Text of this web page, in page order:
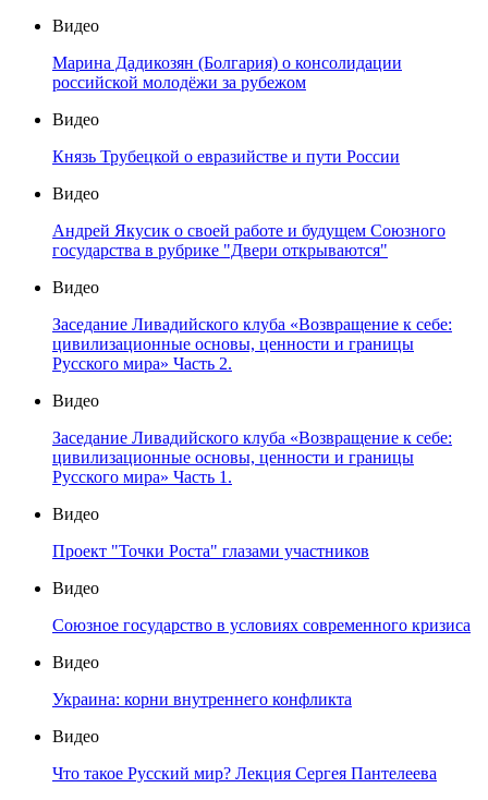
Видео
Марина Дадикозян (Болгария) о консолидации
российской молодёжи за рубежом
Видео
Князь Трубецкой о евразийстве и пути России
Видео
Андрей Якусик о своей работе и будущем Союзного
государства в рубрике "Двери открываются"
Видео
Заседание Ливадийского клуба «Возвращение к себе:
цивилизационные основы, ценности и границы
Русского мира» Часть 2.
Видео
Заседание Ливадийского клуба «Возвращение к себе:
цивилизационные основы, ценности и границы
Русского мира» Часть 1.
Видео
Проект "Точки Роста" глазами участников
Видео
Союзное государство в условиях современного кризиса
Видео
Украина: корни внутреннего конфликта
Видео
Что такое Русский мир? Лекция Сергея Пантелеева